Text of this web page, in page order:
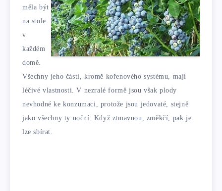
měla být
na stole
v
každém
domě.
Všechny jeho části, kromě kořenového systému, mají
léčivé vlastnosti. V nezralé formě jsou však plody
nevhodné ke konzumaci, protože jsou jedovaté, stejně
jako všechny ty noční. Když ztmavnou, změkčí, pak je
lze sbírat.